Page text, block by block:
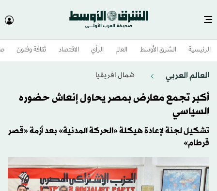
الرئيسية الشرق الأوسط​ العالم الرأي الاقتصاد ثقافة وفنون
العالم العربي شمال افريقيا
أكبر تجمع معارض بمصر يحاول إنعاش حضوره
السياسي
تشكيل لجنة لإعادة هيكلة «الحركة المدنية» بعد أزمة «قصر
قرطام»